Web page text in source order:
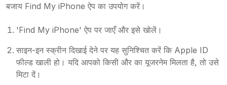
बजाय Find My iPhone ऐप का उपयोग करें।
'Find My iPhone' ऐप पर जाएँ और इसे खोलें।
साइन-इन स्क्रीन दिखाई देने पर यह सुनिश्चित करें कि Apple ID
फील्ड खाली हो। यदि आपको किसी और का यूजरनेम मिलता है, तो उसे
मिटा दें।